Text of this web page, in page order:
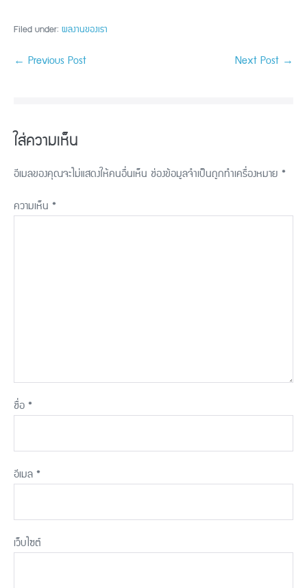
Filed under: ผลงานของเรา
← Previous Post Next Post →
ใส่ความเห็น
อีเมลของคุณจะไม่แสดงให้คนอื่นเห็น ช่องข้อมูลจำเป็นถูกทำเครื่องหมาย *
ความเห็น *
ชื่อ *
อีเมล *
เว็บไซต์